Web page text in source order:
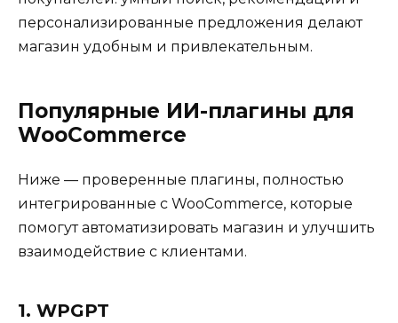
персонализированные предложения делают
магазин удобным и привлекательным.
Популярные ИИ-плагины для
WooCommerce
Ниже — проверенные плагины, полностью
интегрированные с WooCommerce, которые
помогут автоматизировать магазин и улучшить
взаимодействие с клиентами.
1. WPGPT